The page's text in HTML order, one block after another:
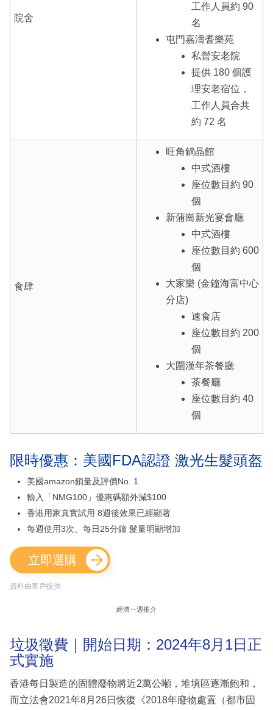
院舍
工作人員約 90
名
屯門嘉濤耆樂苑
私營安老院
提供 180 個護
理安老宿位，
工作人員合共
約 72 名
食肆
旺角鋿晶館
中式酒樓
座位數目約 90
個
新蒲崗新光宴會廳
中式酒樓
座位數目約 600
個
大家樂 (金鐘海富中心
分店)
速食店
座位數目約 200
個
大圍漢年茶餐廳
茶餐廳
座位數目約 40
個
限時優惠：美國FDA認證 激光生髮頭盔
美國amazon鎖量及評價No. 1
輸入「NMG100」優惠碼額外減$100
香港用家真實試用 8週後效果已經顯著
每週使用3次、每日25分鐘 髮量明顯增加
立即選購
資料由客戶提供
經濟一週推介
垃圾徵費｜開始日期：2024年8月1日正
式實施
香港每日製造的固體廢物將近2萬公噸，堆填區逐漸飽和，
而立法會2021年8月26日恢復《2018年廢物處置（都市固